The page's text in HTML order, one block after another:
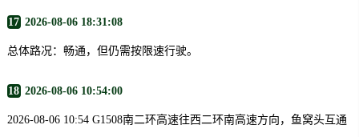
17 2026-08-06 18:31:08
总体路况：畅通，但仍需按限速行驶。
18 2026-08-06 10:54:00
2026-08-06 10:54 G1508南二环高速往西二环南高速方向，鱼窝头互通